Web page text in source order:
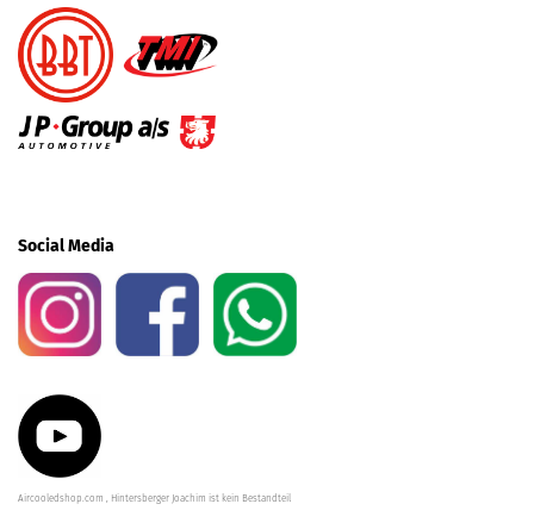
Social Media
Aircooledshop.com , Hintersberger Joachim ist kein Bestandteil